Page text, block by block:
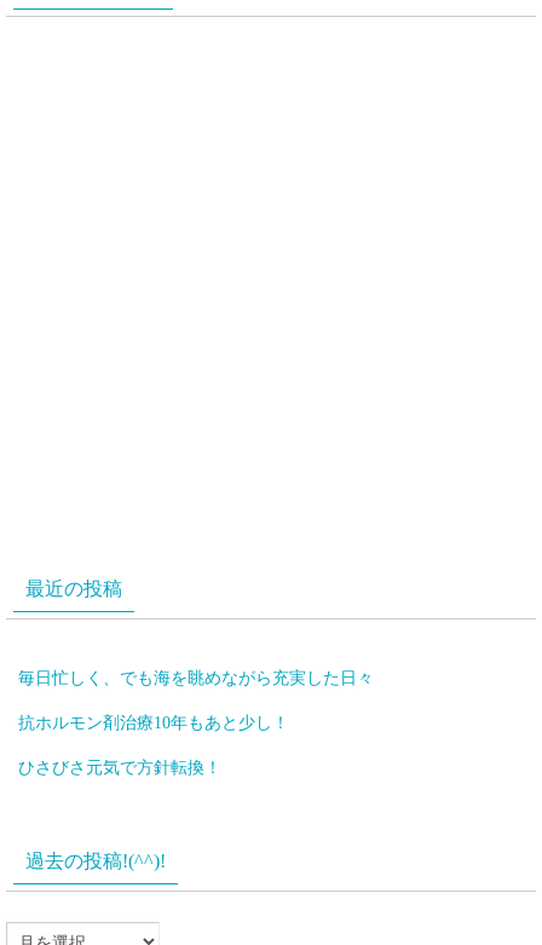
最近の投稿
毎日忙しく、でも海を眺めながら充実した日々
抗ホルモン剤治療10年もあと少し！
ひさびさ元気で方針転換！
過去の投稿!(^^)!